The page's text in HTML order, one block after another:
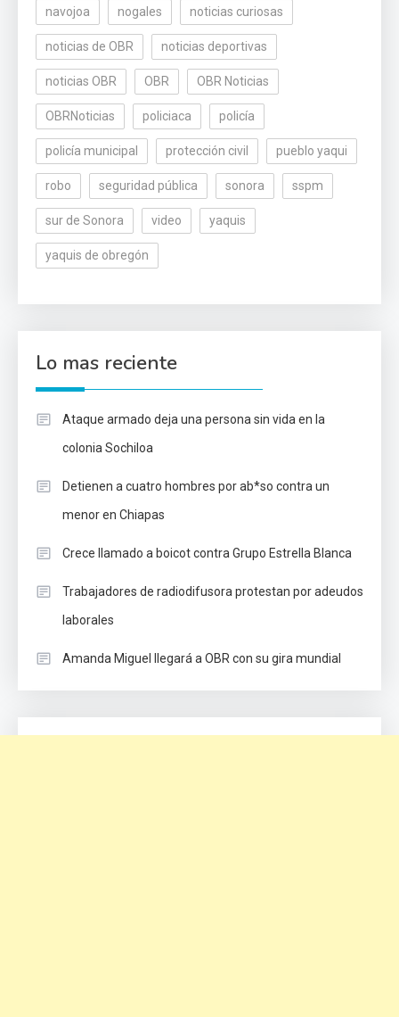
navojoa nogales noticias curiosas
noticias de OBR noticias deportivas
noticias OBR OBR OBR Noticias
OBRNoticias policiaca policía
policía municipal protección civil pueblo yaqui
robo seguridad pública sonora sspm
sur de Sonora video yaquis
yaquis de obregón
Lo mas reciente
Ataque armado deja una persona sin vida en la
colonia Sochiloa
Detienen a cuatro hombres por ab*so contra un
menor en Chiapas
Crece llamado a boicot contra Grupo Estrella Blanca
Trabajadores de radiodifusora protestan por adeudos
laborales
Amanda Miguel llegará a OBR con su gira mundial